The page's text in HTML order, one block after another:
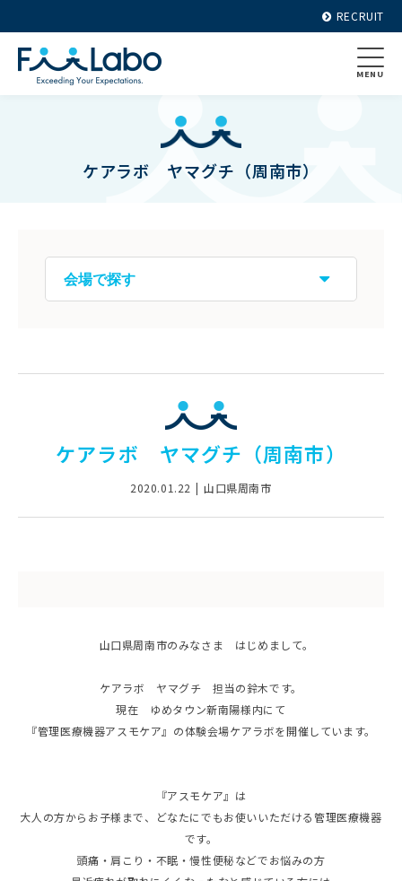
RECRUIT
MENU
ケアラボ ヤマグチ（周南市）
ケアラボ ヤマグチ（周南市）
2020.01.22 山口県周南市
山口県周南市のみなさま はじめまして。
ケアラボ ヤマグチ 担当の鈴木です。
現在 ゆめタウン新南陽様内にて
『管理医療機器アスモケア』の体験会場ケアラボを開催しています。
『アスモケア』は
大人の方からお子様まで、どなたにでもお使いいただける管理医療機器
です。
頭痛・肩こり・不眠・慢性便秘などでお悩みの方